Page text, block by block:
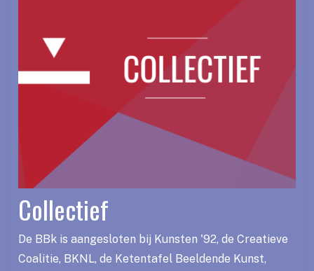
Collectief
De BBk is aangesloten bij Kunsten '92, de Creatieve
Coalitie, BKNL, de Ketentafel Beeldende Kunst,